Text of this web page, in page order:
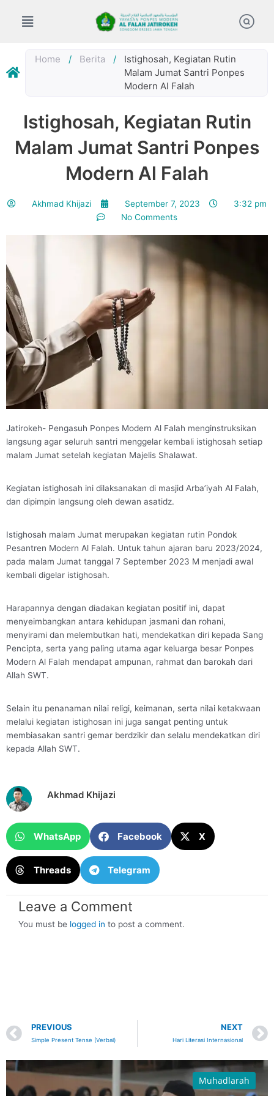
Home / Berita /
Istighosah, Kegiatan Rutin
Malam Jumat Santri Ponpes
Modern Al Falah
Istighosah, Kegiatan Rutin
Malam Jumat Santri Ponpes
Modern Al Falah
Akhmad Khijazi September 7, 2023
3:32 pm
No Comments
Jatirokeh- Pengasuh Ponpes Modern Al Falah menginstruksikan
langsung agar seluruh santri menggelar kembali istighosah setiap
malam Jumat setelah kegiatan Majelis Shalawat.
Kegiatan istighosah ini dilaksanakan di masjid Arba’iyah Al Falah,
dan dipimpin langsung oleh dewan asatidz.
Istighosah malam Jumat merupakan kegiatan rutin Pondok
Pesantren Modern Al Falah. Untuk tahun ajaran baru 2023/2024,
pada malam Jumat tanggal 7 September 2023 M menjadi awal
kembali digelar istighosah.
Harapannya dengan diadakan kegiatan positif ini, dapat
menyeimbangkan antara kehidupan jasmani dan rohani,
menyirami dan melembutkan hati, mendekatkan diri kepada Sang
Pencipta, serta yang paling utama agar keluarga besar Ponpes
Modern Al Falah mendapat ampunan, rahmat dan barokah dari
Allah SWT.
Selain itu penanaman nilai religi, keimanan, serta nilai ketakwaan
melalui kegiatan istighosan ini juga sangat penting untuk
membiasakan santri gemar berdzikir dan selalu mendekatkan diri
kepada Allah SWT.
Akhmad Khijazi
WhatsApp Facebook X
Threads Telegram
Leave a Comment
You must be logged in to post a comment.
Prev
PREVIOUS
Simple Present Tense (Verbal)
NEXT
Hari Literasi Internasional
Muhadlarah